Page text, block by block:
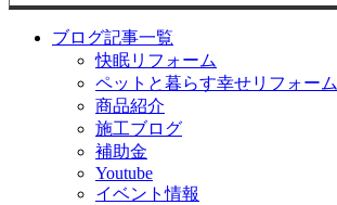
ブログ記事一覧
快眠リフォーム
ペットと暮らす幸せリフォーム
商品紹介
施工ブログ
補助金
Youtube
イベント情報